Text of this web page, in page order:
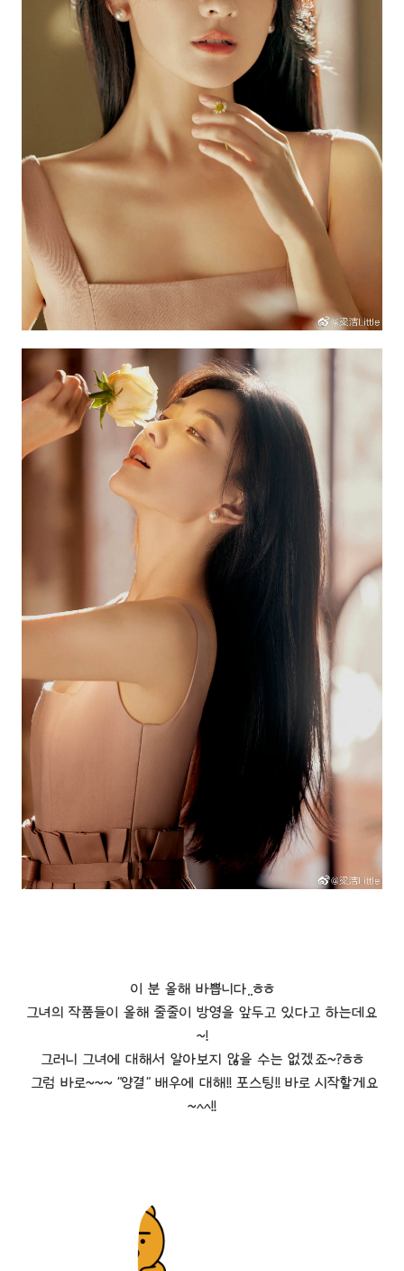
이 분 올해 바쁩니다..ㅎㅎ
그녀의 작품들이 올해 줄줄이 방영을 앞두고 있다고 하는데요
~!
그러니 그녀에 대해서 알아보지 않을 수는 없겠죠~?ㅎㅎ
그럼 바로~~~ "양결" 배우에 대해!! 포스팅!! 바로 시작할게요
~^^!!